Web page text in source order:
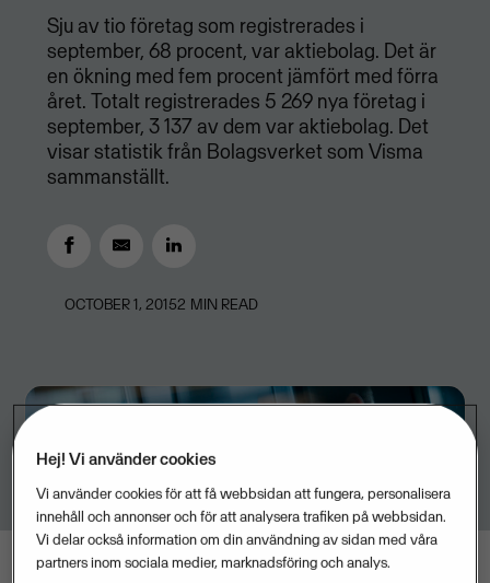
Sju av tio företag som registrerades i
september, 68 procent, var aktiebolag. Det är
en ökning med fem procent jämfört med förra
året. Totalt registrerades 5 269 nya företag i
september, 3 137 av dem var aktiebolag. Det
visar statistik från Bolagsverket som Visma
sammanställt.
OCTOBER 1, 20152 MIN READ
Hej! Vi använder cookies
Vi använder cookies för att få webbsidan att fungera, personalisera
innehåll och annonser och för att analysera trafiken på webbsidan.
Vi delar också information om din användning av sidan med våra
partners inom sociala medier, marknadsföring och analys.